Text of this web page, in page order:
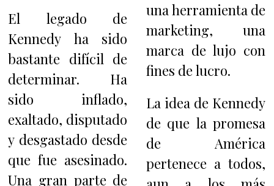
El legado de
Kennedy ha sido
bastante difícil de
determinar. Ha
sido inflado,
exaltado, disputado
y desgastado desde
que fue asesinado.
Una gran parte de
una herramienta de
marketing, una
marca de lujo con
fines de lucro.
La idea de Kennedy
de que la promesa
de América
pertenece a todos,